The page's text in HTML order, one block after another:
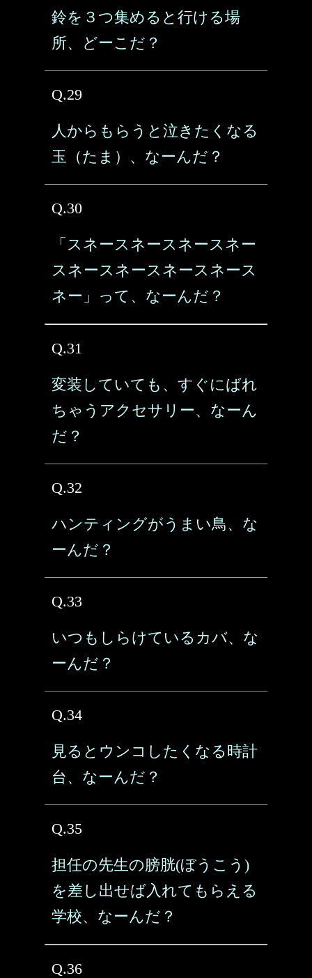
鈴を３つ集めると行ける場
所、どーこだ？
Q.29
人からもらうと泣きたくなる
玉（たま）、なーんだ？
Q.30
「スネースネースネースネー
スネースネースネースネース
ネー」って、なーんだ？
Q.31
変装していても、すぐにばれ
ちゃうアクセサリー、なーん
だ？
Q.32
ハンティングがうまい鳥、な
ーんだ？
Q.33
いつもしらけているカバ、な
ーんだ？
Q.34
見るとウンコしたくなる時計
台、なーんだ？
Q.35
担任の先生の膀胱(ぼうこう)
を差し出せば入れてもらえる
学校、なーんだ？
Q.36